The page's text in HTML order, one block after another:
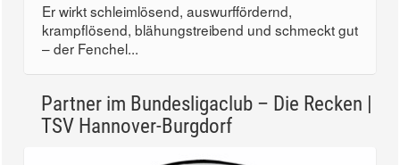
Er wirkt schleimlösend, auswurffördernd,
krampflösend, blähungstreibend und schmeckt gut